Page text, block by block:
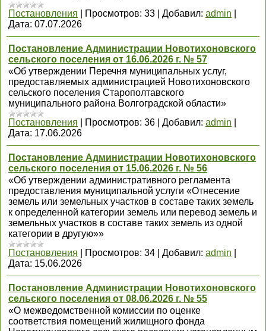
Постановления
Просмотров: 33 Добавил: admin
Дата: 07.07.2026
Постановление Администрации Новотихоновского
сельского поселения от 16.06.2026 г. № 57
«Об утверждении Перечня муниципальных услуг,
предоставляемых администрацией Новотихоновского
сельского поселения Старополтавского
муниципального района Волгоградской области»
Постановления
Просмотров: 36 Добавил: admin
Дата: 17.06.2026
Постановление Администрации Новотихоновского
сельского поселения от 15.06.2026 г. № 56
«Об утверждении административного регламента
предоставления муниципальной услуги «Отнесение
земель или земельных участков в составе таких земель
к определенной категории земель или перевод земель и
земельных участков в составе таких земель из одной
категории в другую»»
Постановления
Просмотров: 34 Добавил: admin
Дата: 15.06.2026
Постановление Администрации Новотихоновского
сельского поселения от 08.06.2026 г. № 55
«О межведомственной комиссии по оценке
соответствия помещений жилищного фонда